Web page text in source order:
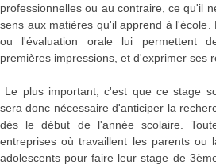
professionnelles ou au contraire, ce qu'il
sens aux matières qu'il apprend à
ou l'évaluation orale lui permettent
premières impressions, et d'exprimer ses
Le plus important, c'est que ce stage
sera donc nécessaire d'anticiper la
dès le début de l'année scolaire.
entreprises où travaillent les parents ou
adolescents pour faire leur stage de